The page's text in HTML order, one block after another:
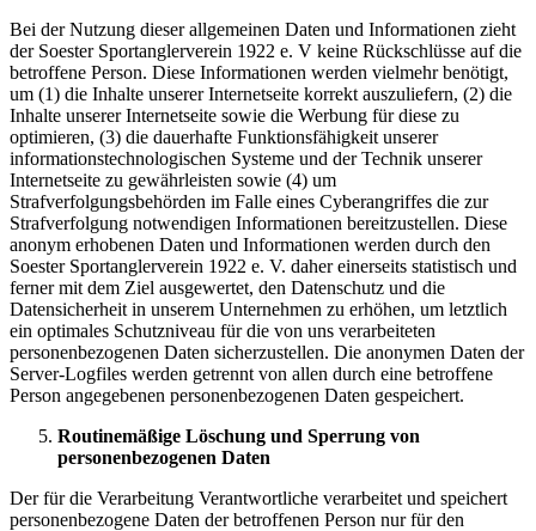
Bei der Nutzung dieser allgemeinen Daten und Informationen zieht
der Soester Sportanglerverein 1922 e. V keine Rückschlüsse auf die
betroffene Person. Diese Informationen werden vielmehr benötigt,
um (1) die Inhalte unserer Internetseite korrekt auszuliefern, (2) die
Inhalte unserer Internetseite sowie die Werbung für diese zu
optimieren, (3) die dauerhafte Funktionsfähigkeit unserer
informationstechnologischen Systeme und der Technik unserer
Internetseite zu gewährleisten sowie (4) um
Strafverfolgungsbehörden im Falle eines Cyberangriffes die zur
Strafverfolgung notwendigen Informationen bereitzustellen. Diese
anonym erhobenen Daten und Informationen werden durch den
Soester Sportanglerverein 1922 e. V. daher einerseits statistisch und
ferner mit dem Ziel ausgewertet, den Datenschutz und die
Datensicherheit in unserem Unternehmen zu erhöhen, um letztlich
ein optimales Schutzniveau für die von uns verarbeiteten
personenbezogenen Daten sicherzustellen. Die anonymen Daten der
Server-Logfiles werden getrennt von allen durch eine betroffene
Person angegebenen personenbezogenen Daten gespeichert.
Routinemäßige Löschung und Sperrung von
personenbezogenen Daten
Der für die Verarbeitung Verantwortliche verarbeitet und speichert
personenbezogene Daten der betroffenen Person nur für den